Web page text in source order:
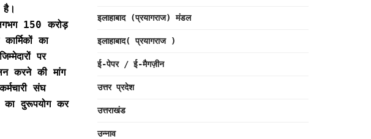
है।
150 करोड़
का
पर
करने की मांग
संघ
का दुरूपयोग कर
इलाहाबाद (प्रयागराज) मंडल
इलाहाबाद( प्रयागराज )
ई-पेपर / ई-मैगज़ीन
उत्तर प्रदेश
उत्तराखंड
उन्नाव